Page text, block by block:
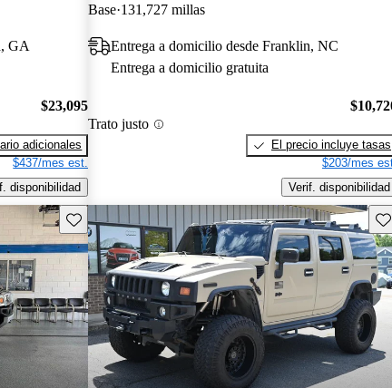
GA
$23,095
adicionales
$437/mes est.
disponibilidad
Base 131,727 millas
Entrega a domicilio desde Franklin, NC
Entrega a domicilio gratuita
Trato justo
El precio incluye tasas
$203/mes
Verif. disponibilidad
Guarda este Aviso